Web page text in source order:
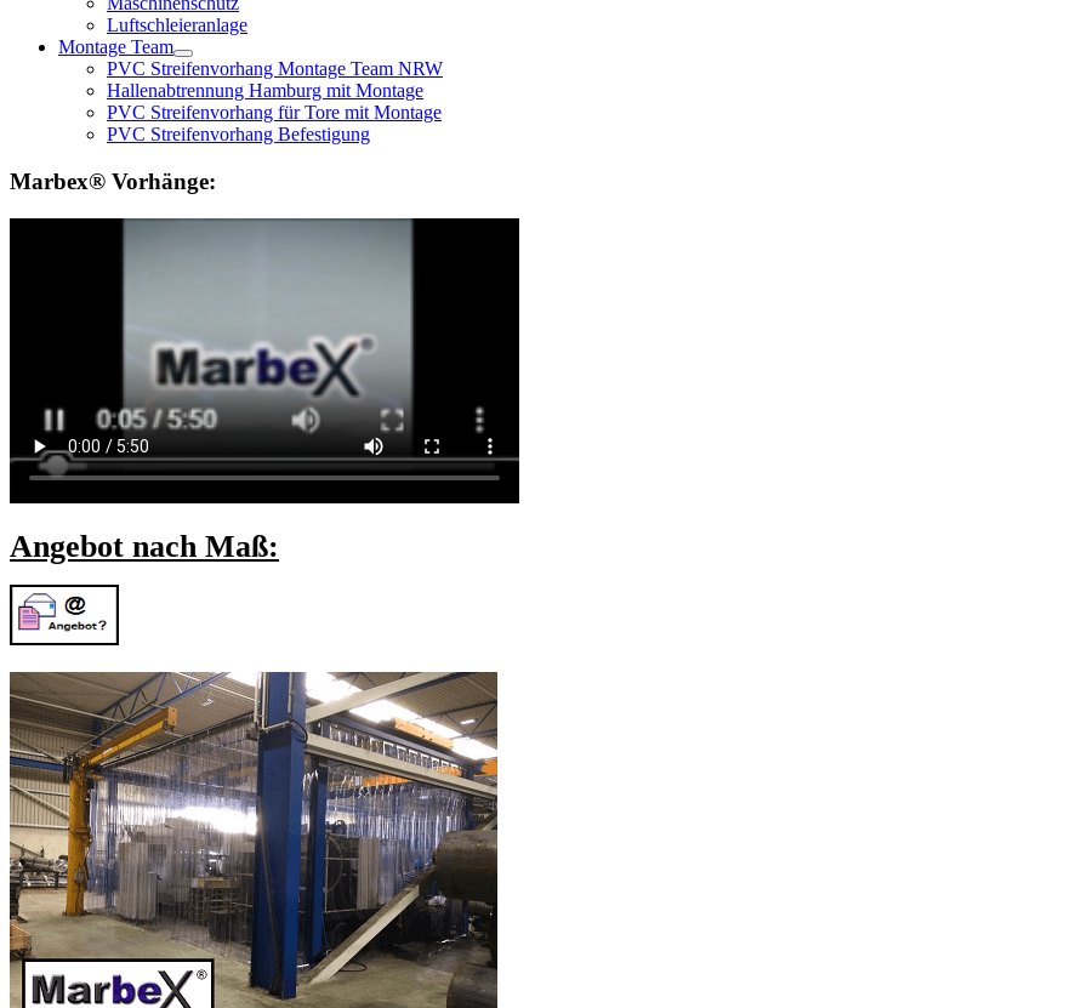
Luftschleieranlage
Montage Team
PVC Streifenvorhang Montage Team NRW
Hallenabtrennung Hamburg mit Montage
PVC Streifenvorhang für Tore mit Montage
PVC Streifenvorhang Befestigung
Marbex® Vorhänge:
Angebot nach Maß: